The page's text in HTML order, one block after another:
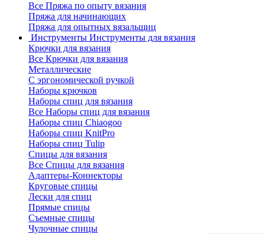
Все Пряжа по опыту вязания
Пряжа для начинающих
Пряжа для опытных вязальщиц
Инструменты Инструменты для вязания
Крючки для вязания
Все Крючки для вязания
Металлические
С эргономической ручкой
Наборы крючков
Наборы спиц для вязания
Все Наборы спиц для вязания
Наборы спиц Chiaogoo
Наборы спиц KnitPro
Наборы спиц Tulip
Спицы для вязания
Все Спицы для вязания
Адаптеры-Коннекторы
Круговые спицы
Лески для спиц
Прямые спицы
Съемные спицы
Чулочные спицы